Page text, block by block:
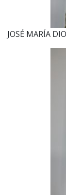
JOSÉ MARÍA